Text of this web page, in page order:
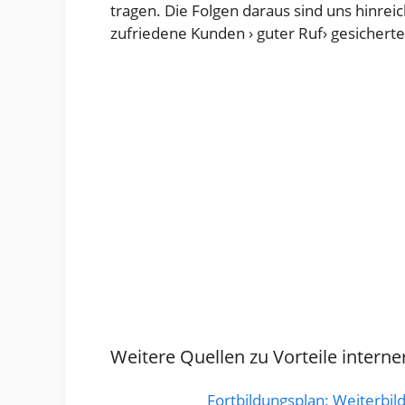
tragen. Die Folgen daraus sind uns
zufriedene Kunden › guter Ruf›
Weitere Quellen zu Vorteile
Fortbildungsplan: